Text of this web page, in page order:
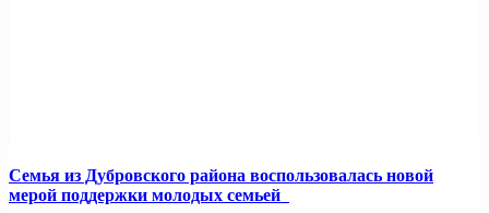
Семья из Дубровского района воспользовалась новой
мерой поддержки молодых семьей